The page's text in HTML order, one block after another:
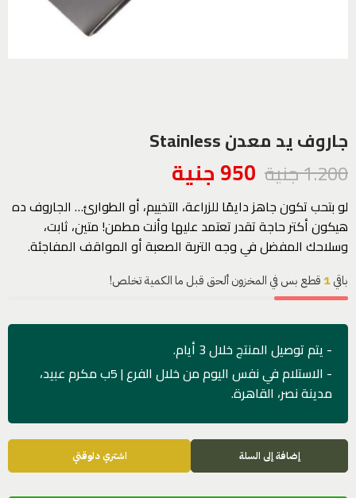
جاروف يد معدن Stainless
1.200جنية 950جنية
لو بتحب تكون جاهز دايمًا للزراعة، التخييم، أو الطوارئ… الجاروف ده
هيكون أكتر حاجة تقدر تعتمد عليها وأنت مطمن! متين، ثابت،
وسلاحك المفضل في وجه التربة الصعبة أو المواقف المفاجئة.
باقي1 قطع بس في المخزون ألحق قبل ما الكمية تخلص!
- يتم توصيل المنتج خلال 3 أيام.
- الاستلام في نفس اليوم من خلال الفرع | 5ب مكرم عبيد،
مدينة نصر، القاهرة.
إضافة إلى السلة اشتري دلوقتي